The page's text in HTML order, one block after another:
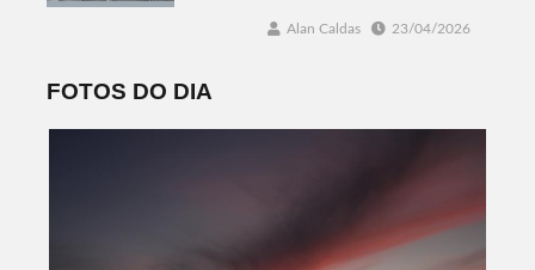
Alan Caldas 23/04/2026
FOTOS DO DIA